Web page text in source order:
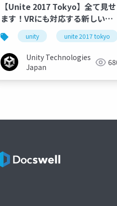
【Unite 2017 Tokyo】全て見せ
ます！VRにも対応する新しい
Video Player
unity unite 2017 tokyo
Unity Technologies
Japan